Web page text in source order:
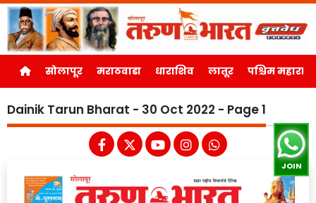
सोलापूर मराठवाडा धाराशिव लातूर पश्चिम महाराष्ट्र
JOIN
Dainik Tarun Bharat - 30 Oct 2022 - Page 1